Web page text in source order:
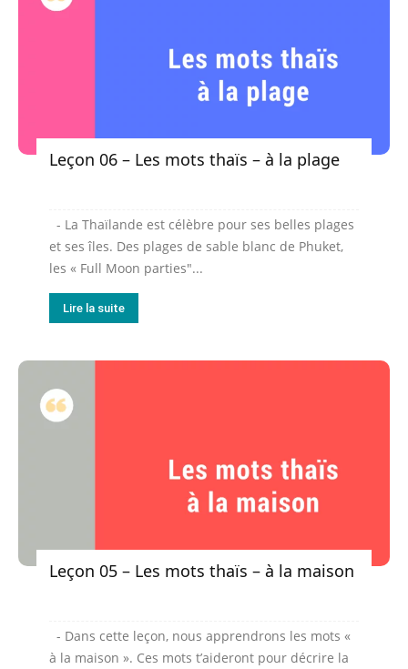
Leçon 06 – Les mots thaïs – à la plage
- La Thaïlande est célèbre pour ses belles plages
et ses îles. Des plages de sable blanc de Phuket,
les « Full Moon parties"...
Lire la suite
Leçon 05 – Les mots thaïs – à la maison
- Dans cette leçon, nous apprendrons les mots «
à la maison ». Ces mots t’aideront pour décrire la